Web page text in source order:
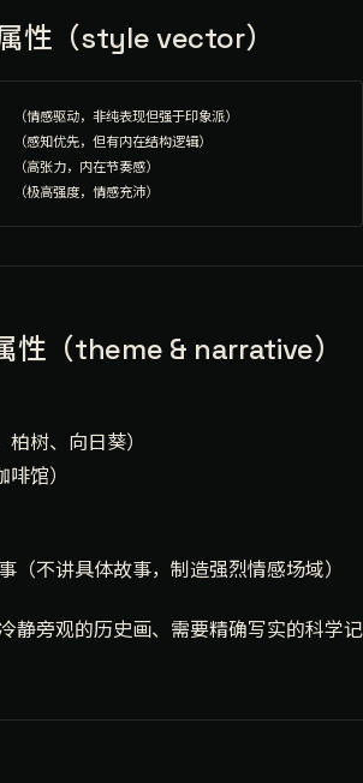
性（style vector）
驱动，非纯表现但强于印象派）
知优先，但有内在结构逻辑）
张力，内在节奏感）
性（theme & narrative）
树、向日葵）
馆）
（不讲具体故事，制造强烈情感场域）
静旁观的历史画、需要精确写实的科学记